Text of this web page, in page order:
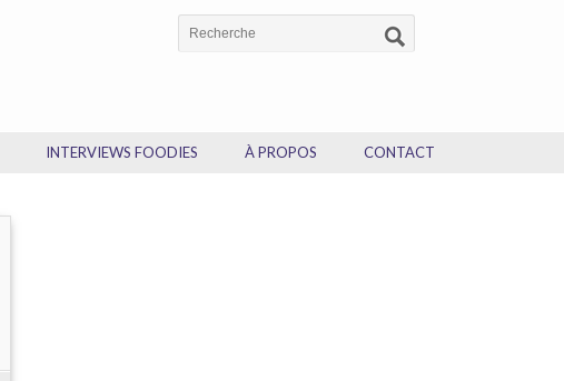
INTERVIEWS FOODIES À PROPOS CONTACT